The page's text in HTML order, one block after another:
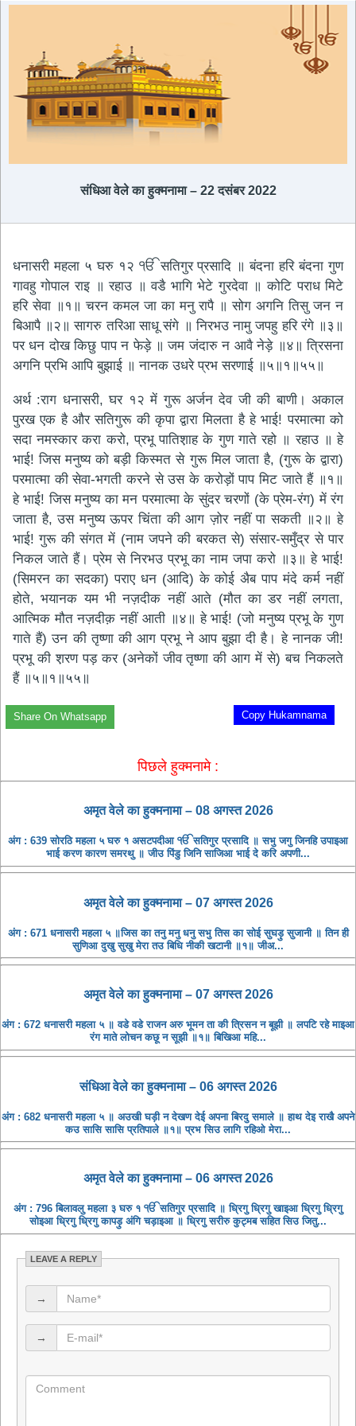
संधिआ वेले का हुक्मनामा – 22 दसंबर 2022
धनासरी महला ५ घरु १२ ੴ सतिगुर प्रसादि ॥ बंदना हरि बंदना गुण
गावहु गोपाल राइ ॥ रहाउ ॥ वडै भागि भेटे गुरदेवा ॥ कोटि पराध मिटे
हरि सेवा ॥१॥ चरन कमल जा का मनु रापै ॥ सोग अगनि तिसु जन न
बिआपै ॥२॥ सागरु तरिआ साधू संगे ॥ निरभउ नामु जपहु हरि रंगे ॥३॥
पर धन दोख किछु पाप न फेड़े ॥ जम जंदारु न आवै नेड़े ॥४॥ त्रिसना
अगनि प्रभि आपि बुझाई ॥ नानक उधरे प्रभ सरणाई ॥५॥१॥५५॥
अर्थ :राग धनासरी, घर १२ में गुरू अर्जन देव जी की बाणी। अकाल
पुरख एक है और सतिगुरू की कृपा द्वारा मिलता है हे भाई! परमात्मा को
सदा नमस्कार करा करो, प्रभू पातिश़ाह के गुण गाते रहो ॥ रहाउ ॥ हे
भाई! जिस मनुष्य को बड़ी किस्मत से गुरू मिल जाता है, (गुरू के द्वारा)
परमात्मा की सेवा-भगती करने से उस के करोड़ों पाप मिट जाते हैं ॥१॥
हे भाई! जिस मनुष्य का मन परमात्मा के सुंदर चरणों (के प्रेम-रंग) में रंग
जाता है, उस मनुष्य ऊपर चिंता की आग ज़ोर नहीं पा सकती ॥२॥ हे
भाई! गुरू की संगत में (नाम जपने की बरकत से) संसार-समुँद्र से पार
निकल जाते हैं। प्रेम से निरभउ प्रभू का नाम जपा करो ॥३॥ हे भाई!
(सिमरन का सदका) पराए धन (आदि) के कोई अैब पाप मंदे कर्म नहीं
होते, भयानक यम भी नज़दीक नहीं आते (मौत का डर नहीं लगता,
आत्मिक मौत नज़दीक़ नहीं आती ॥४॥ हे भाई! (जो मनुष्य प्रभू के गुण
गाते हैं) उन की तृष्णा की आग प्रभू ने आप बुझा दी है। हे नानक जी!
प्रभू की श़रण पड़ कर (अनेकों जीव तृष्णा की आग में से) बच निकलते
हैं ॥५॥१॥५५॥
Copy Hukamnama
Share On Whatsapp
पिछले हुक्मनामे :
अमृत ​​वेले का हुक्मनामा – 08 अगस्त 2026
अंग : 639 सोरठि महला ५ घरु १ असटपदीआ ੴ सतिगुर प्रसादि ॥ सभु जगु जिनहि उपाइआ
भाई करण कारण समरथु ॥ जीउ पिंडु जिनि साजिआ भाई दे करि अपणी...
अमृत ​​वेले का हुक्मनामा – 07 अगस्त 2026
अंग : 671 धनासरी महला ५ ॥जिस का तनु मनु धनु सभु तिस का सोई सुघड़ु सुजानी ॥ तिन ही
सुणिआ दुखु सुखु मेरा तउ बिधि नीकी खटानी ॥१॥ जीअ...
अमृत ​​वेले का हुक्मनामा – 07 अगस्त 2026
अंग : 672 धनासरी महला ५ ॥ वडे वडे राजन अरु भूमन ता की त्रिसन न बूझी ॥ लपटि रहे माइआ
रंग माते लोचन कछू न सूझी ॥१॥ बिखिआ महि...
संधिआ ​​वेले का हुक्मनामा – 06 अगस्त 2026
अंग : 682 धनासरी महला ५ ॥ अउखी घड़ी न देखण देई अपना बिरदु समाले ॥ हाथ देइ राखै अपने
कउ सासि सासि प्रतिपाले ॥१॥ प्रभ सिउ लागि रहिओ मेरा...
अमृत ​​वेले का हुक्मनामा – 06 अगस्त 2026
अंग : 796 बिलावलु महला ३ घरु १ ੴ सतिगुर प्रसादि ॥ ध्रिगु ध्रिगु खाइआ ध्रिगु ध्रिगु
सोइआ ध्रिगु ध्रिगु कापड़ु अंगि चड़ाइआ ॥ ध्रिगु सरीरु कुट्मब सहित सिउ जितु...
LEAVE A REPLY
→
→